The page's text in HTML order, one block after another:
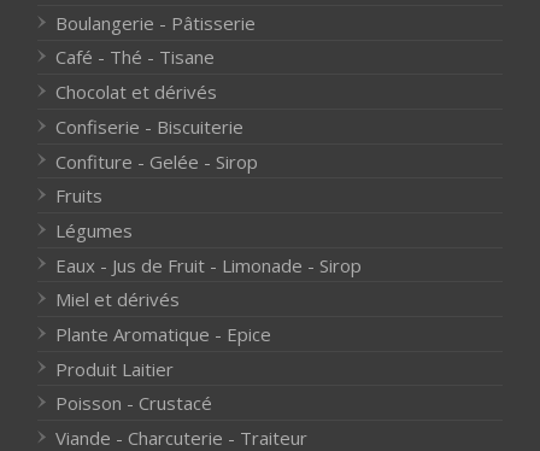
Boulangerie - Pâtisserie
Café - Thé - Tisane
Chocolat et dérivés
Confiserie - Biscuiterie
Confiture - Gelée - Sirop
Fruits
Légumes
Eaux - Jus de Fruit - Limonade - Sirop
Miel et dérivés
Plante Aromatique - Epice
Produit Laitier
Poisson - Crustacé
Viande - Charcuterie - Traiteur